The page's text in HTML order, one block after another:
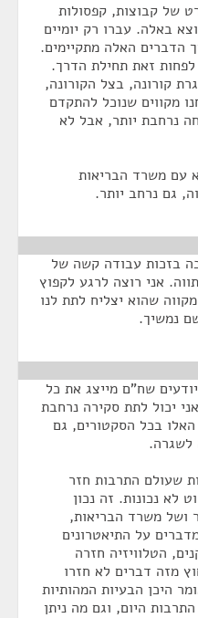
של קבוצות, קפסולות
באלה. עברו רק יומיים
הדברים האלה מתקיימים.
לפחות זאת תחילת הדרך.
קורונה, בצל הקורונה,
מקווים שנוכל להתקדם
נרחבת יותר, אבל לא
עם משרד הבריאות
גם נרחב יותר.
בזכות עבודה קשה של
אני רוצה לרגע לקפוץ
שהוא יצליח לתת לנו
נמשיך.
שח"ם מייצג את כל
יכול לתת סקירה נרחבת
בכל הסקטורים, גם
לשגרה.
שעולם התרבות חזר
לא נכונות. זה נכון
ושל משרד הבריאות,
על התיאטרונים
הטלוויזיה חזרה
מזה דברים לא חזרו
היכן הבעיות המהותיות
היום, וגם מה ניתן